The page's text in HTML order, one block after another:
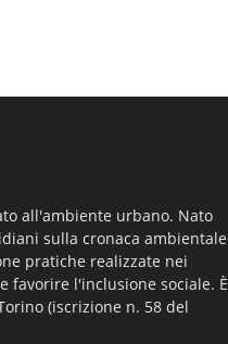
all'ambiente urbano. Nato
sulla cronaca ambientale
pratiche realizzate nei
favorire l'inclusione sociale. È
(iscrizione n. 58 del